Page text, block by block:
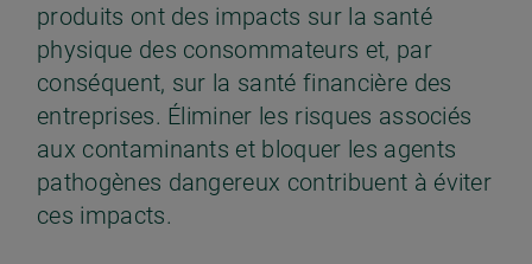
produits ont des impacts sur la santé
physique des consommateurs et, par
conséquent, sur la santé financière des
entreprises. Éliminer les risques associés
aux contaminants et bloquer les agents
pathogènes dangereux contribuent à éviter
ces impacts.